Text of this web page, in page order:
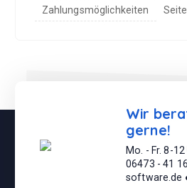
Zahlungsmöglichkeiten
Wir
gerne!
Mo. - Fr. 8-
06473 - 41
software.de